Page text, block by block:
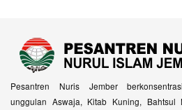
Pesantren Nuris Jember
unggulan Aswaja, Kitab Kuning, Bahtsul